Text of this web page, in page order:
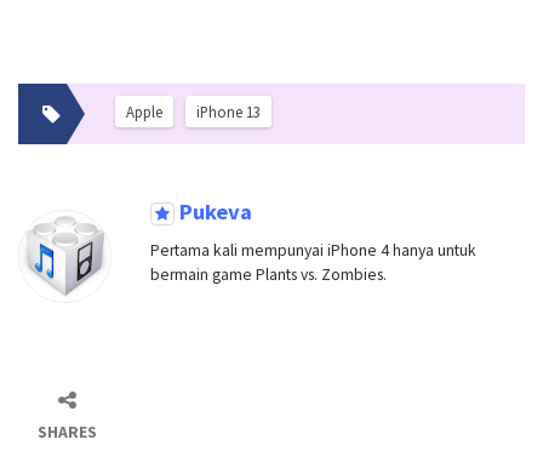
Apple iPhone 13
Pukeva
Pertama kali mempunyai iPhone 4 hanya untuk
bermain game Plants vs. Zombies.
SHARES